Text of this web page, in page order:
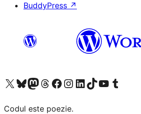
BuddyPress ↗
Mergi la contul nostru X (fost Twitter)
Vizitează contul nostru Bluesky
Vizitează contul nostru Mastodon
Vizitează contul nostru Threads
Vizitează pagina noastră Facebook
Vizitează-ne pe Instagram
Vizitează-ne pe LinkedIn
Vizitează contul nostru TikTok
Vizitează canalul nostru YouTube
Vizitează contul nostru Tumblr
Codul este poezie.